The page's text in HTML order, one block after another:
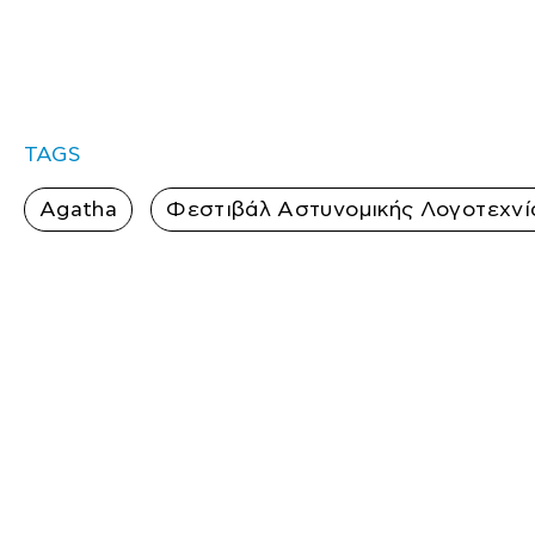
TAGS
Agatha Φεστιβάλ Αστυνομικής